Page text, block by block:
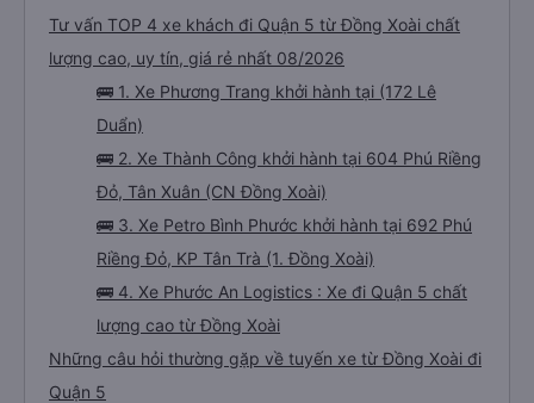
Tư vấn TOP 4 xe khách đi Quận 5 từ Đồng Xoài chất
lượng cao, uy tín, giá rẻ nhất 08/2026
🚌 1. Xe Phương Trang khởi hành tại (172 Lê
Duẩn)
🚌 2. Xe Thành Công khởi hành tại 604 Phú Riềng
Đỏ, Tân Xuân (CN Đồng Xoài)
🚌 3. Xe Petro Bình Phước khởi hành tại 692 Phú
Riềng Đỏ, KP Tân Trà (1. Đồng Xoài)
🚌 4. Xe Phước An Logistics : Xe đi Quận 5 chất
lượng cao từ Đồng Xoài
Những câu hỏi thường gặp về tuyến xe từ Đồng Xoài đi
Quận 5